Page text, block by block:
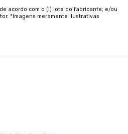
acordo com o (I) lote do fabricante; e/ou
*Imagens meramente ilustrativas